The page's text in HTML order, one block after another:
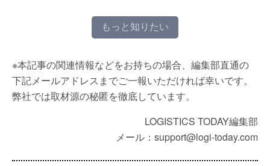
もっと知りたい
※本記事の関連情報などをお持ちの場合、編集部直通の
下記メールアドレスまでご一報いただければ幸いです。
弊社では取材源の秘匿を徹底しています。
LOGISTICS TODAY編集部
メール：support@logi-today.com